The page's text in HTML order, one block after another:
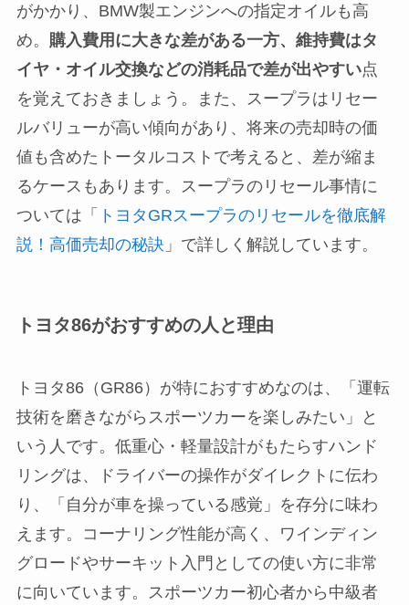
がかかり、BMW製エンジンへの指定オイルも高
め。 購入費用に大きな差がある一方、維持費はタ
イヤ・オイル交換などの消耗品で差が出やすい点
を覚えておきましょう。また、スープラはリセー
ルバリューが高い傾向があり、将来の売却時の価
値も含めたトータルコストで考えると、差が縮ま
るケースもあります。スープラのリセール事情に
ついては「 トヨタGRスープラのリセールを徹底解
説！高価売却の秘訣 」で詳しく解説しています。
トヨタ86がおすすめの人と理由
トヨタ86（GR86）が特におすすめなのは、「運転
技術を磨きながらスポーツカーを楽しみたい」と
いう人です。低重心・軽量設計がもたらすハンド
リングは、ドライバーの操作がダイレクトに伝わ
り、「自分が車を操っている感覚」を存分に味わ
えます。コーナリング性能が高く、ワインディン
グロードやサーキット入門としての使い方に非常
に向いています。スポーツカー初心者から中級者